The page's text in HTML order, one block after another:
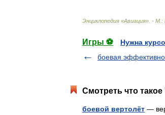
Энциклопедия «Авиация». - М :
Игры ⚽
Нужна
боевая
Смотреть что
боевой вертолёт —